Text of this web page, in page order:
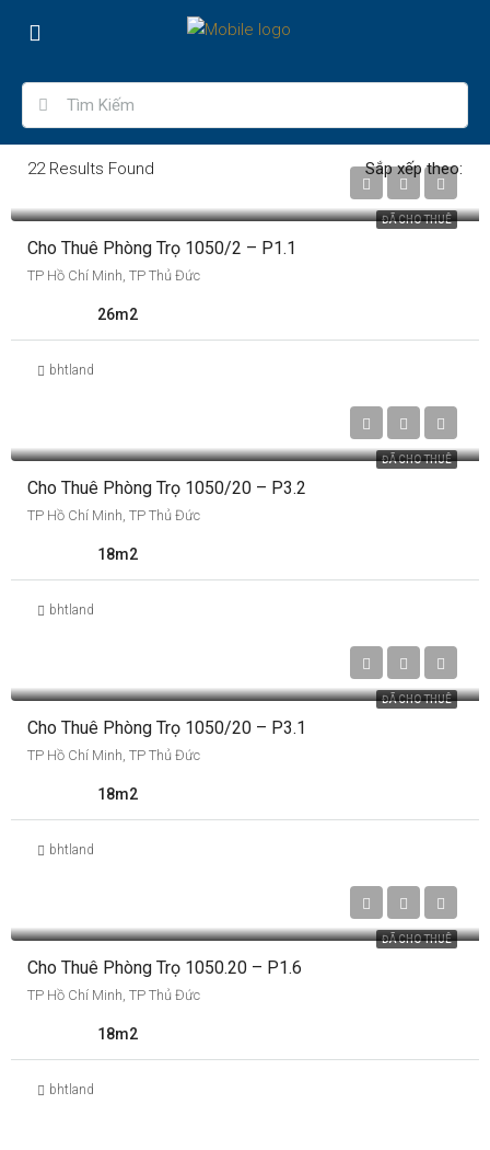
22Results Found Sắp xếp theo:
ĐÃ CHO THUÊ
Cho Thuê Phòng Trọ 1050/2 – P1.1
TP Hồ Chí Minh, TP Thủ Đức
26m2
bhtland
ĐÃ CHO THUÊ
Cho Thuê Phòng Trọ 1050/20 – P3.2
TP Hồ Chí Minh, TP Thủ Đức
18m2
bhtland
ĐÃ CHO THUÊ
Cho Thuê Phòng Trọ 1050/20 – P3.1
TP Hồ Chí Minh, TP Thủ Đức
18m2
bhtland
ĐÃ CHO THUÊ
Cho Thuê Phòng Trọ 1050.20 – P1.6
TP Hồ Chí Minh, TP Thủ Đức
18m2
bhtland